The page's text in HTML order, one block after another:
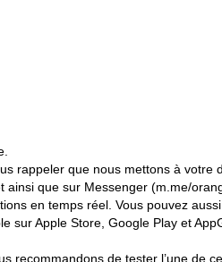
rappeler que nous mettons à votre
ainsi que sur Messenger (m.me/
en temps réel. Vous pouvez
sur Apple Store, Google Play et
recommandons de tester l’une de